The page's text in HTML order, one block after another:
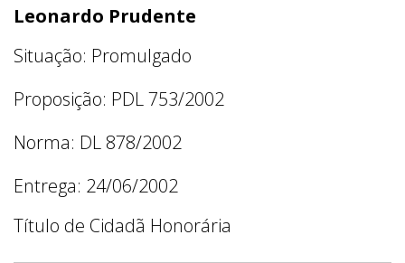
Leonardo Prudente
Situação: Promulgado
Proposição: PDL 753/2002
Norma: DL 878/2002
Entrega: 24/06/2002
Título de Cidadã Honorária